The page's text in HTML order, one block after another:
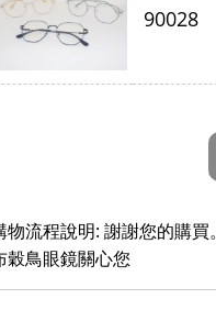
90028
物流程說明: 謝謝您的購買。
穀鳥眼鏡關心您